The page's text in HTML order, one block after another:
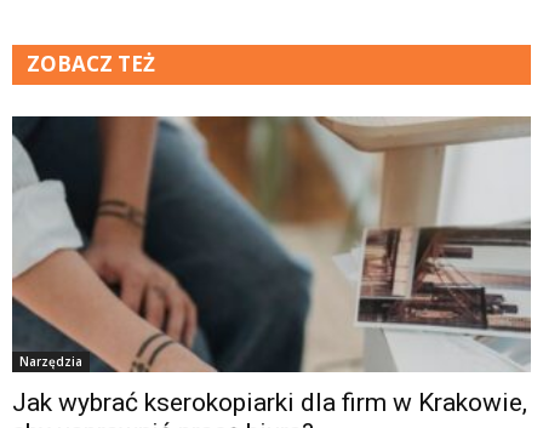
ZOBACZ TEŻ
Narzędzia
Jak wybrać kserokopiarki dla firm w Krakowie,